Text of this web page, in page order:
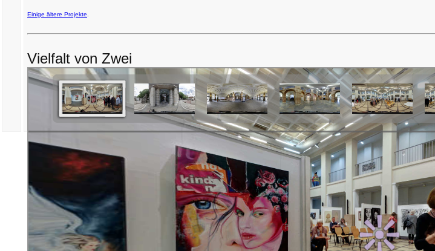
Einige ältere Projekte
Vielfalt von Zwei